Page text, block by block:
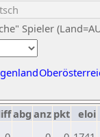
Spieler
abg anz pkt eloi